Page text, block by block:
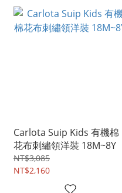
Carlota Suip Kids 有機棉
花布刺繡領洋裝 18M~8Y
NT$3,085
NT$2,160